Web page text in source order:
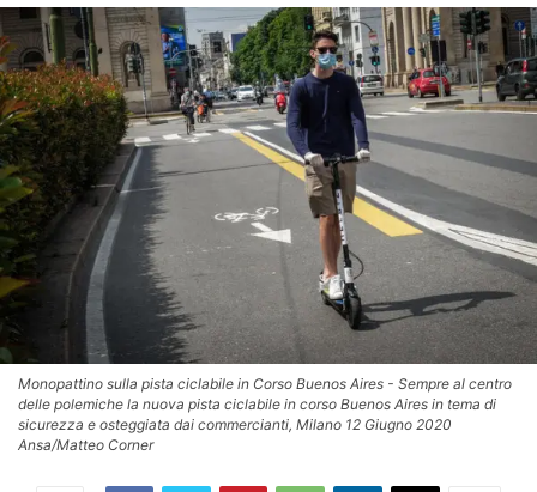
Monopattino sulla pista ciclabile in Corso Buenos Aires - Sempre al centro
delle polemiche la nuova pista ciclabile in corso Buenos Aires in tema di
sicurezza e osteggiata dai commercianti, Milano 12 Giugno 2020
Ansa/Matteo Corner